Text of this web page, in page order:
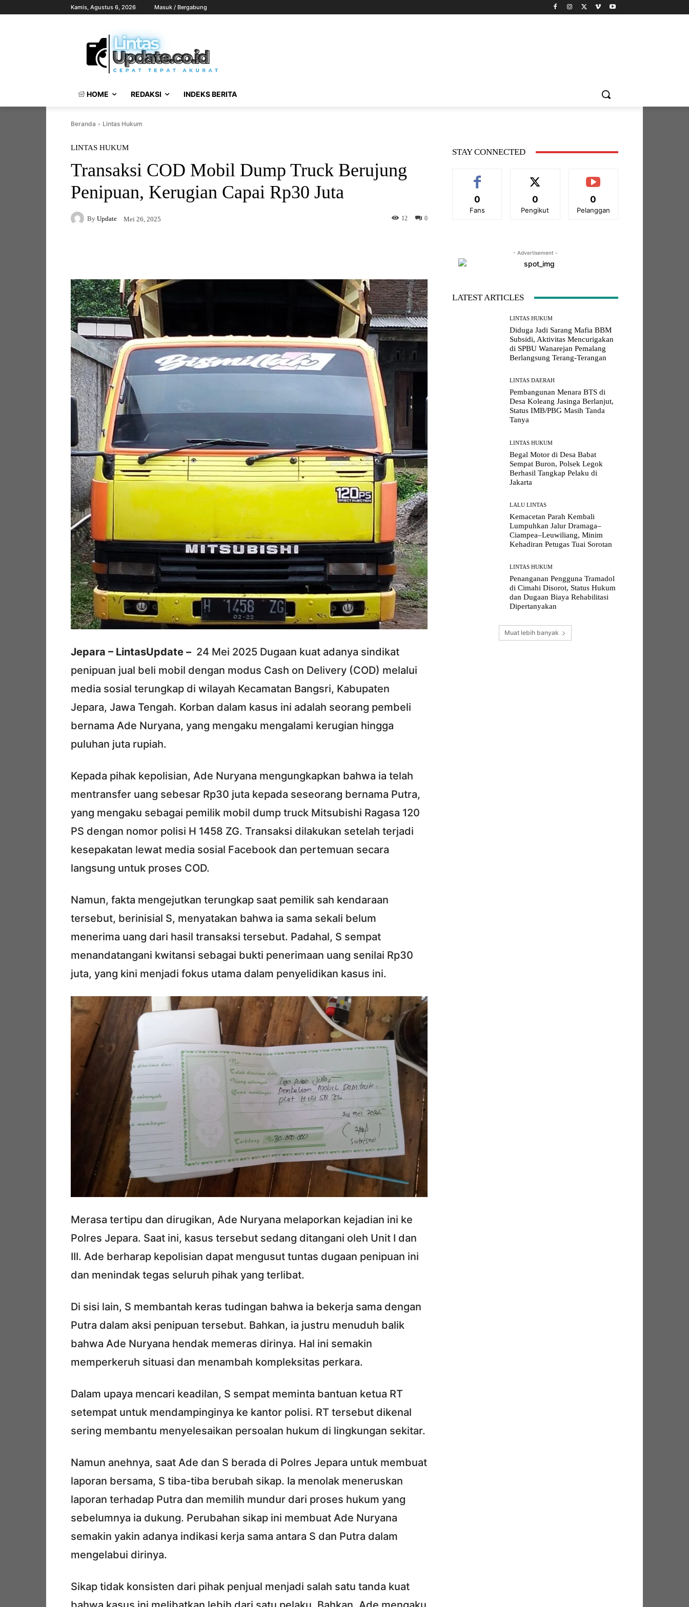
Kamis, Agustus 6, 2026 Masuk / Bergabung
HOME REDAKSI INDEKS BERITA
Beranda Lintas Hukum
LINTAS HUKUM
Transaksi COD Mobil Dump Truck Berujung
Penipuan, Kerugian Capai Rp30 Juta
By Update Mei 26, 2025 0
12
Viber
Jepara – LintasUpdate – 24 Mei 2025 Dugaan kuat adanya sindikat
penipuan jual beli mobil dengan modus Cash on Delivery (COD) melalui
media sosial terungkap di wilayah Kecamatan Bangsri, Kabupaten
Jepara, Jawa Tengah. Korban dalam kasus ini adalah seorang pembeli
bernama Ade Nuryana, yang mengaku mengalami kerugian hingga
puluhan juta rupiah.
Kepada pihak kepolisian, Ade Nuryana mengungkapkan bahwa ia telah
mentransfer uang sebesar Rp30 juta kepada seseorang bernama Putra,
yang mengaku sebagai pemilik mobil dump truck Mitsubishi Ragasa 120
PS dengan nomor polisi H 1458 ZG. Transaksi dilakukan setelah terjadi
kesepakatan lewat media sosial Facebook dan pertemuan secara
langsung untuk proses COD.
Namun, fakta mengejutkan terungkap saat pemilik sah kendaraan
tersebut, berinisial S, menyatakan bahwa ia sama sekali belum
menerima uang dari hasil transaksi tersebut. Padahal, S sempat
menandatangani kwitansi sebagai bukti penerimaan uang senilai Rp30
juta, yang kini menjadi fokus utama dalam penyelidikan kasus ini.
Merasa tertipu dan dirugikan, Ade Nuryana melaporkan kejadian ini ke
Polres Jepara. Saat ini, kasus tersebut sedang ditangani oleh Unit I dan
III. Ade berharap kepolisian dapat mengusut tuntas dugaan penipuan ini
dan menindak tegas seluruh pihak yang terlibat.
Di sisi lain, S membantah keras tudingan bahwa ia bekerja sama dengan
Putra dalam aksi penipuan tersebut. Bahkan, ia justru menuduh balik
bahwa Ade Nuryana hendak memeras dirinya. Hal ini semakin
memperkeruh situasi dan menambah kompleksitas perkara.
Dalam upaya mencari keadilan, S sempat meminta bantuan ketua RT
setempat untuk mendampinginya ke kantor polisi. RT tersebut dikenal
sering membantu menyelesaikan persoalan hukum di lingkungan sekitar.
Namun anehnya, saat Ade dan S berada di Polres Jepara untuk membuat
laporan bersama, S tiba-tiba berubah sikap. Ia menolak meneruskan
laporan terhadap Putra dan memilih mundur dari proses hukum yang
sebelumnya ia dukung. Perubahan sikap ini membuat Ade Nuryana
semakin yakin adanya indikasi kerja sama antara S dan Putra dalam
mengelabui dirinya.
Sikap tidak konsisten dari pihak penjual menjadi salah satu tanda kuat
STAY CONNECTED
0
Fans
0
Pengikut
0
Pelanggan
- Advertisement -
LATEST ARTICLES
LINTAS HUKUM
Diduga Jadi Sarang Mafia BBM
Subsidi, Aktivitas Mencurigakan
di SPBU Wanarejan Pemalang
Berlangsung Terang-Terangan
LINTAS DAERAH
Pembangunan Menara BTS di
Desa Koleang Jasinga Berlanjut,
Status IMB/PBG Masih Tanda
Tanya
LINTAS HUKUM
Begal Motor di Desa Babat
Sempat Buron, Polsek Legok
Berhasil Tangkap Pelaku di
Jakarta
LALU LINTAS
Kemacetan Parah Kembali
Lumpuhkan Jalur Dramaga–
Ciampea–Leuwiliang, Minim
Kehadiran Petugas Tuai Sorotan
LINTAS HUKUM
Penanganan Pengguna Tramadol
di Cimahi Disorot, Status Hukum
dan Dugaan Biaya Rehabilitasi
Dipertanyakan
Muat lebih banyak